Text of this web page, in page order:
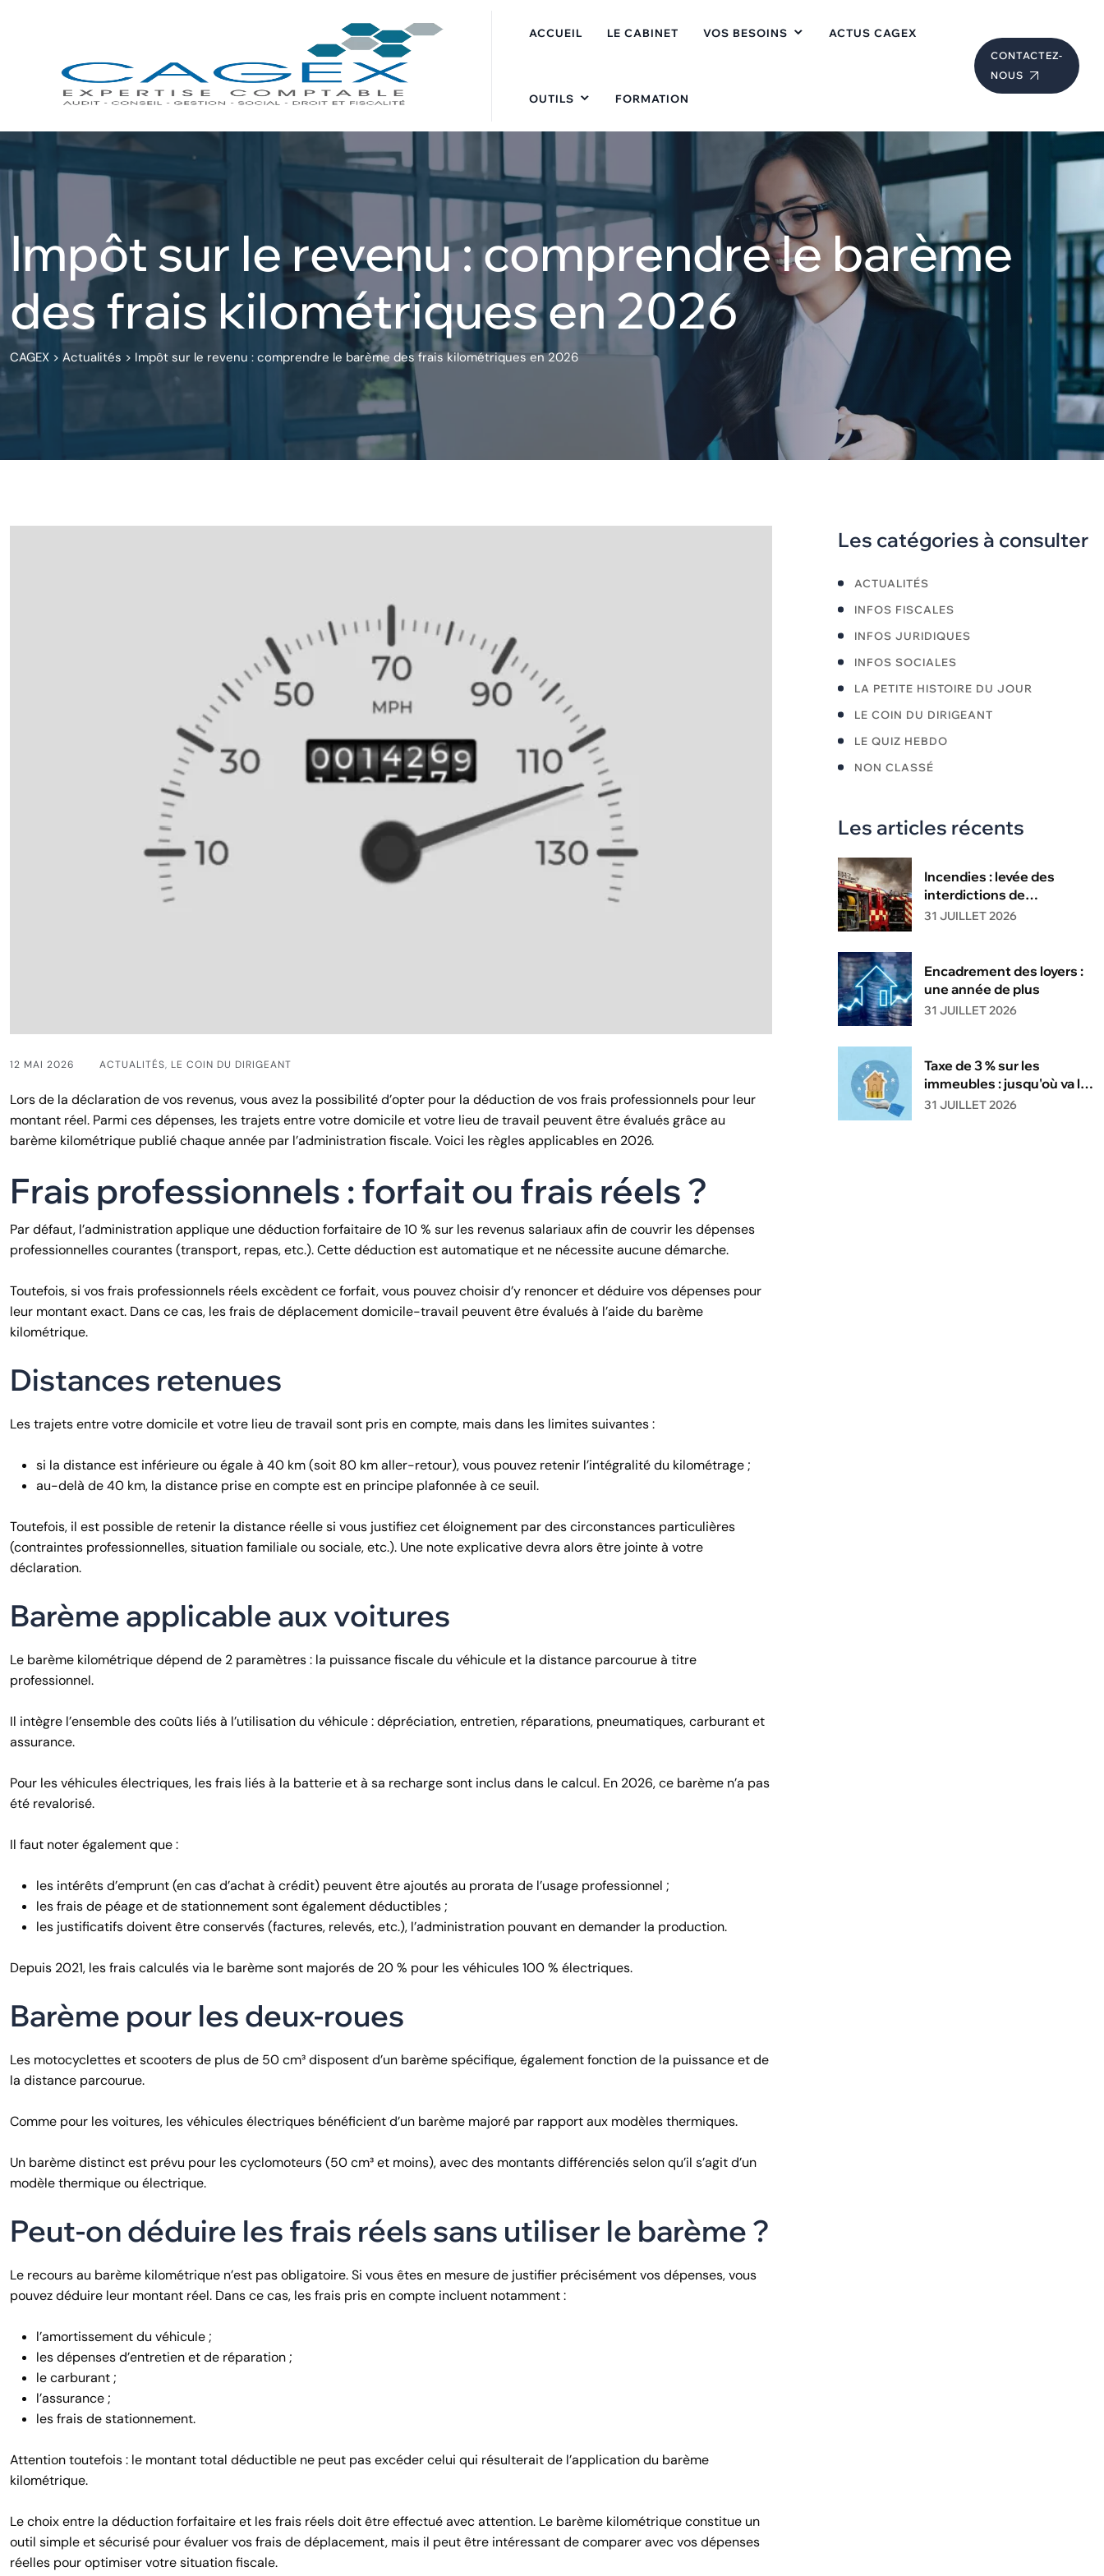
ACCUEIL LE CABINET VOS BESOINS ACTUS CAGEX
OUTILS FORMATION
CONTACTEZ-
NOUS
Impôt sur le revenu : comprendre le barème
des frais kilométriques en 2026
CAGEX > Actualités > Impôt sur le revenu : comprendre le barème des frais kilométriques en 2026
12 MAI 2026 ACTUALITÉS, LE COIN DU DIRIGEANT
Lors de la déclaration de vos revenus, vous avez la possibilité d’opter pour la déduction de vos frais professionnels pour leur
montant réel. Parmi ces dépenses, les trajets entre votre domicile et votre lieu de travail peuvent être évalués grâce au
barème kilométrique publié chaque année par l’administration fiscale. Voici les règles applicables en 2026.
Frais professionnels : forfait ou frais réels ?
Par défaut, l’administration applique une déduction forfaitaire de 10 % sur les revenus salariaux afin de couvrir les dépenses
professionnelles courantes (transport, repas, etc.). Cette déduction est automatique et ne nécessite aucune démarche.
Toutefois, si vos frais professionnels réels excèdent ce forfait, vous pouvez choisir d’y renoncer et déduire vos dépenses pour
leur montant exact. Dans ce cas, les frais de déplacement domicile-travail peuvent être évalués à l’aide du barème
kilométrique.
Distances retenues
Les trajets entre votre domicile et votre lieu de travail sont pris en compte, mais dans les limites suivantes :
si la distance est inférieure ou égale à 40 km (soit 80 km aller-retour), vous pouvez retenir l’intégralité du kilométrage ;
au-delà de 40 km, la distance prise en compte est en principe plafonnée à ce seuil.
Toutefois, il est possible de retenir la distance réelle si vous justifiez cet éloignement par des circonstances particulières
(contraintes professionnelles, situation familiale ou sociale, etc.). Une note explicative devra alors être jointe à votre
déclaration.
Barème applicable aux voitures
Le barème kilométrique dépend de 2 paramètres : la puissance fiscale du véhicule et la distance parcourue à titre
professionnel.
Il intègre l’ensemble des coûts liés à l’utilisation du véhicule : dépréciation, entretien, réparations, pneumatiques, carburant et
assurance.
Pour les véhicules électriques, les frais liés à la batterie et à sa recharge sont inclus dans le calcul. En 2026, ce barème n’a pas
été revalorisé.
Il faut noter également que :
les intérêts d’emprunt (en cas d’achat à crédit) peuvent être ajoutés au prorata de l’usage professionnel ;
les frais de péage et de stationnement sont également déductibles ;
les justificatifs doivent être conservés (factures, relevés, etc.), l’administration pouvant en demander la production.
Depuis 2021, les frais calculés via le barème sont majorés de 20 % pour les véhicules 100 % électriques.
Barème pour les deux-roues
Les motocyclettes et scooters de plus de 50 cm³ disposent d’un barème spécifique, également fonction de la puissance et de
la distance parcourue.
Comme pour les voitures, les véhicules électriques bénéficient d’un barème majoré par rapport aux modèles thermiques.
Un barème distinct est prévu pour les cyclomoteurs (50 cm³ et moins), avec des montants différenciés selon qu’il s’agit d’un
modèle thermique ou électrique.
Peut-on déduire les frais réels sans utiliser le barème ?
Le recours au barème kilométrique n’est pas obligatoire. Si vous êtes en mesure de justifier précisément vos dépenses, vous
pouvez déduire leur montant réel. Dans ce cas, les frais pris en compte incluent notamment :
l’amortissement du véhicule ;
les dépenses d’entretien et de réparation ;
le carburant ;
l’assurance ;
les frais de stationnement.
Attention toutefois : le montant total déductible ne peut pas excéder celui qui résulterait de l’application du barème
kilométrique.
Le choix entre la déduction forfaitaire et les frais réels doit être effectué avec attention. Le barème kilométrique constitue un
outil simple et sécurisé pour évaluer vos frais de déplacement, mais il peut être intéressant de comparer avec vos dépenses
réelles pour optimiser votre situation fiscale.
Les catégories à consulter
ACTUALITÉS
INFOS FISCALES
INFOS JURIDIQUES
INFOS SOCIALES
LA PETITE HISTOIRE DU JOUR
LE COIN DU DIRIGEANT
LE QUIZ HEBDO
NON CLASSÉ
Les articles récents
Incendies : levée des
interdictions de
circulation
31 JUILLET 2026
Encadrement des loyers :
une année de plus
31 JUILLET 2026
Taxe de 3 % sur les
immeubles : jusqu'où va la
tolérance de
31 JUILLET 2026